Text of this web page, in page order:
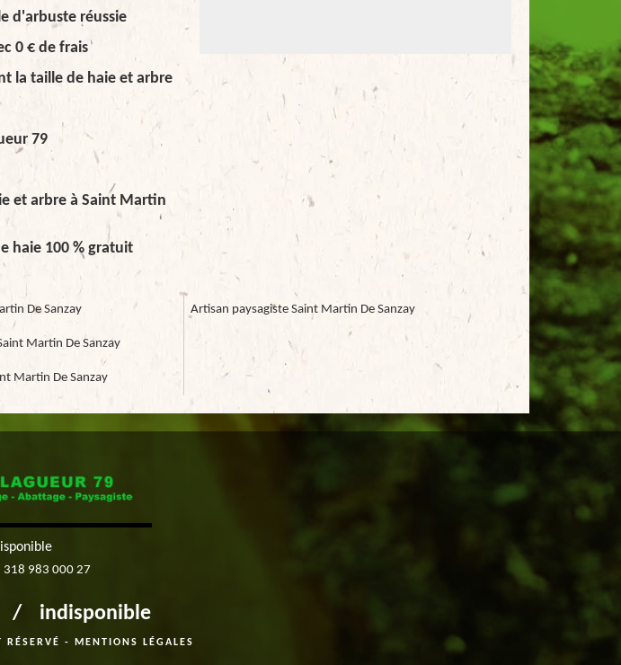
d'arbuste réussie
0 € de frais
la taille de haie et arbre
79
et arbre à Saint Martin
haie 100 % gratuit
De Sanzay
Martin De Sanzay
Martin De Sanzay
Artisan paysagiste Saint Martin De Sanzay
318 983 000 27
/ indisponible
- MENTIONS LÉGALES